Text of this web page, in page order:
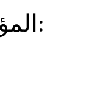
المؤلف / المؤلفة: